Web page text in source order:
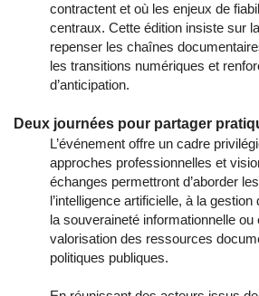
contractent et où les enjeux de
centraux. Cette édition insiste sur
repenser les chaînes
les transitions numériques et
d’anticipation.
Deux journées pour partager
L’événement offre un cadre
approches professionnelles et
échanges permettront d’aborder
l’intelligence artificielle, à la
la souveraineté informationnelle ou
valorisation des ressources
politiques publiques.